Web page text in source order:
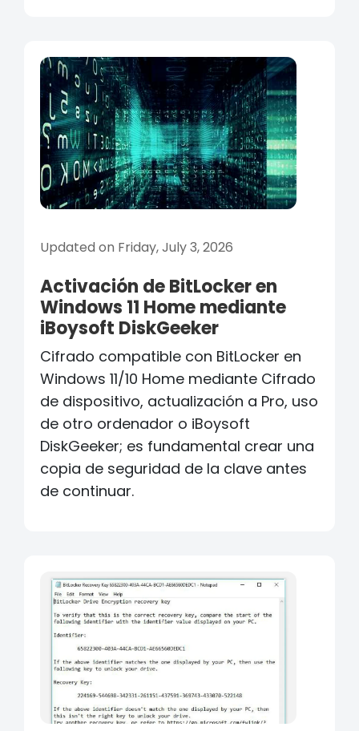
Updated on Friday, July 3, 2026
Activación de BitLocker en
Windows 11 Home mediante
iBoysoft DiskGeeker
Cifrado compatible con BitLocker en
Windows 11/10 Home mediante Cifrado
de dispositivo, actualización a Pro, uso
de otro ordenador o iBoysoft
DiskGeeker; es fundamental crear una
copia de seguridad de la clave antes
de continuar.